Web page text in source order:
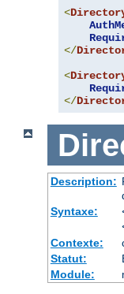
<
</
<
</
Description:
Syntaxe:
Contexte:
Statut:
Module: